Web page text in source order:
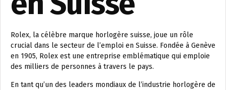
Rolex, la célèbre marque horlogère suisse, joue un rôle
crucial dans le secteur de l’emploi en Suisse. Fondée à Genève
en 1905, Rolex est une entreprise emblématique qui emploie
des milliers de personnes à travers le pays.
En tant qu’un des leaders mondiaux de l’industrie horlogère de